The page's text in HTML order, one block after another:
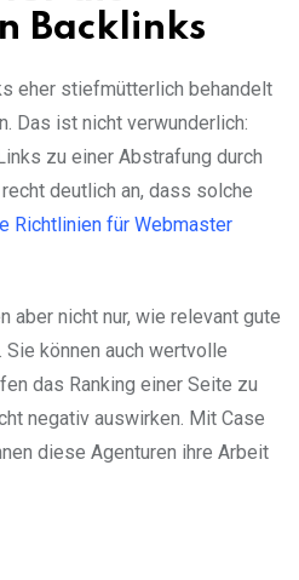
Backlinks
eher stiefmütterlich behandelt
Das ist nicht verwunderlich:
zu einer Abstrafung durch
deutlich an, dass solche
Richtlinien für Webmaster
aber nicht nur, wie relevant gute
Sie können auch wertvolle
das Ranking einer Seite zu
negativ auswirken. Mit Case
diese Agenturen ihre Arbeit